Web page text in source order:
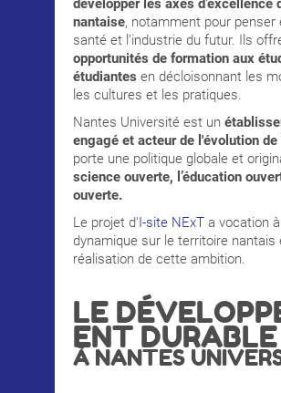
développer les axes d’excellence
nantaise, notamment pour penser
santé et l’industrie du futur. Ils
opportunités de formation aux
étudiantes en décloisonnant les
les cultures et les pratiques.
Nantes Université est un
engagé et acteur de l'évolution
porte une politique globale et
science ouverte, l’éducation
ouverte.
Le projet d'I-site NExT a vocation
dynamique sur le territoire nantais
réalisation de cette ambition.
LE
ENT DURABLE
À NANTES